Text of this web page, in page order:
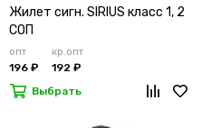
Жилет сигн. SIRIUS класс 1, 2
СОП
опт
196 ₽
кр.опт
192 ₽
Выбрать